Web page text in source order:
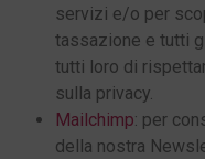
servizi e/o per
tassazione e tutti
tutti loro di
sulla privacy.
Mailchimp: per
della nostra